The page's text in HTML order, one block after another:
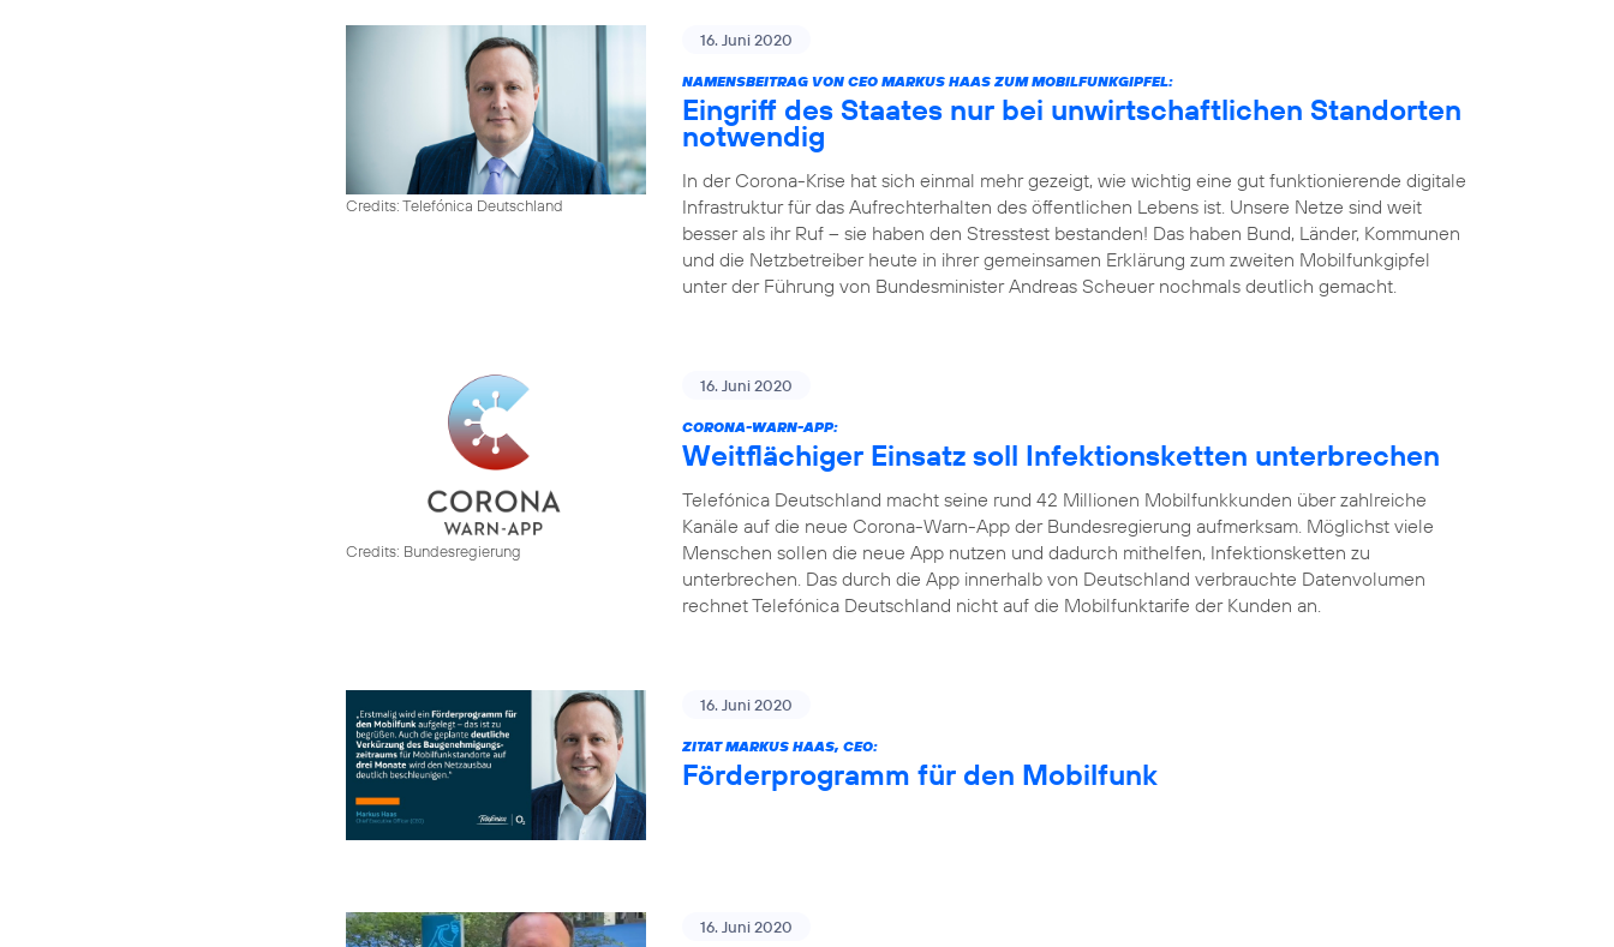
Credits: Telefónica Deutschland
16. Juni 2020
NAMENSBEITRAG VON CEO MARKUS HAAS ZUM MOBILFUNKGIPFEL:
Eingriff des Staates nur bei unwirtschaftlichen Standorten
notwendig
In der Corona-Krise hat sich einmal mehr gezeigt, wie wichtig eine gut funktionierende digitale
Infrastruktur für das Aufrechterhalten des öffentlichen Lebens ist. Unsere Netze sind weit
besser als ihr Ruf – sie haben den Stresstest bestanden! Das haben Bund, Länder, Kommunen
und die Netzbetreiber heute in ihrer gemeinsamen Erklärung zum zweiten Mobilfunkgipfel
unter der Führung von Bundesminister Andreas Scheuer nochmals deutlich gemacht.
Credits: Bundesregierung
16. Juni 2020
CORONA-WARN-APP:
Weitflächiger Einsatz soll Infektionsketten unterbrechen
Telefónica Deutschland macht seine rund 42 Millionen Mobilfunkkunden über zahlreiche
Kanäle auf die neue Corona-Warn-App der Bundesregierung aufmerksam. Möglichst viele
Menschen sollen die neue App nutzen und dadurch mithelfen, Infektionsketten zu
unterbrechen. Das durch die App innerhalb von Deutschland verbrauchte Datenvolumen
rechnet Telefónica Deutschland nicht auf die Mobilfunktarife der Kunden an.
16. Juni 2020
ZITAT MARKUS HAAS, CEO:
Förderprogramm für den Mobilfunk
16. Juni 2020